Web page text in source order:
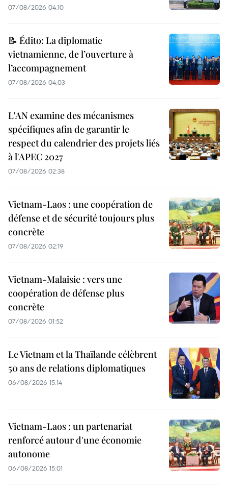
07/08/2026 04:10
📝 Édito: La diplomatie
vietnamienne, de l’ouverture à
l’accompagnement
07/08/2026 04:03
L'AN examine des mécanismes
spécifiques afin de garantir le
respect du calendrier des projets liés
à l'APEC 2027
07/08/2026 02:38
Vietnam-Laos : une coopération de
défense et de sécurité toujours plus
concrète
07/08/2026 02:19
Vietnam-Malaisie : vers une
coopération de défense plus
concrète
07/08/2026 01:52
Le Vietnam et la Thaïlande célèbrent
50 ans de relations diplomatiques
06/08/2026 15:14
Vietnam-Laos : un partenariat
renforcé autour d'une économie
autonome
06/08/2026 15:01